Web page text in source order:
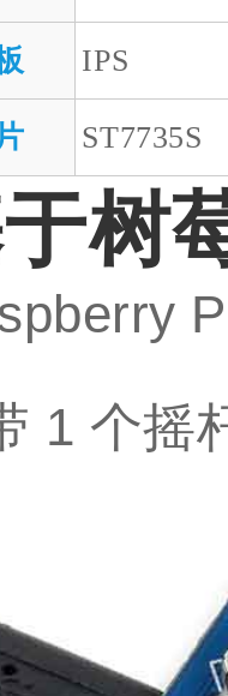
IPS
ST7735S
树
1 个摇